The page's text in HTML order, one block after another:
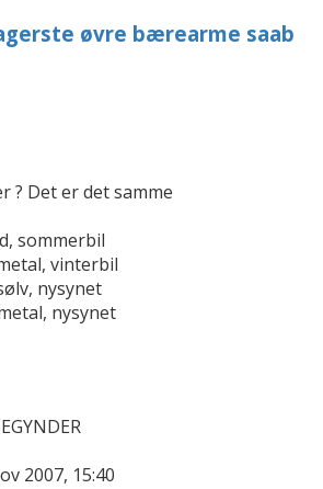
øvre bærearme saab
? Det er det samme
sommerbil
vinterbil
nysynet
nysynet
2007, 15:40